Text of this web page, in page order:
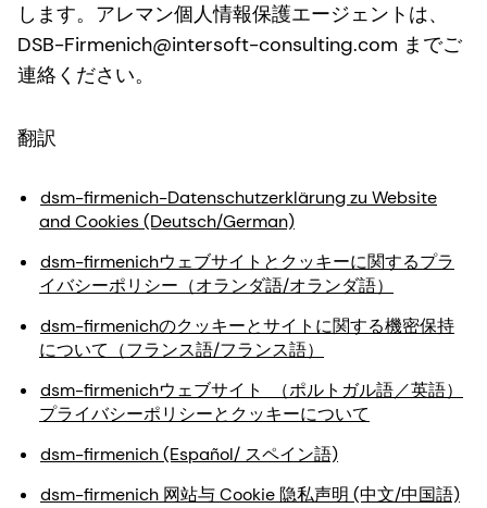
します。アレマン個人情報保護エージェントは、
DSB-Firmenich@intersoft-consulting.com までご
連絡ください。
翻訳
dsm-firmenich-Datenschutzerklärung zu Website
and Cookies (Deutsch/German)
dsm-firmenichウェブサイトとクッキーに関するプラ
イバシーポリシー（オランダ語/オランダ語）
dsm-firmenichのクッキーとサイトに関する機密保持
について（フランス語/フランス語）
dsm-firmenichウェブサイト （ポルトガル語／英語）
プライバシーポリシーとクッキーについて
dsm-firmenich (Español/ スペイン語)
dsm-firmenich 网站与 Cookie 隐私声明 (中文/中国語)